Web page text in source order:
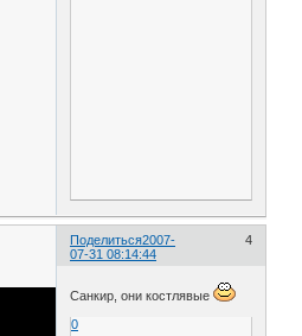
Поделиться 4
2007-
07-31 08:14:44
Санкир, они костлявые
0